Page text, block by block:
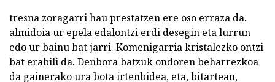
tresna zoragarri hau prestatzen ere oso erraza da.
almidoia ur epela edalontzi erdi desegin eta lurrun
edo ur bainu bat jarri. Komenigarria kristalezko ontzi
bat erabili da. Denbora batzuk ondoren beharrezkoa
da gainerako ura bota irtenbidea, eta, bitartean,